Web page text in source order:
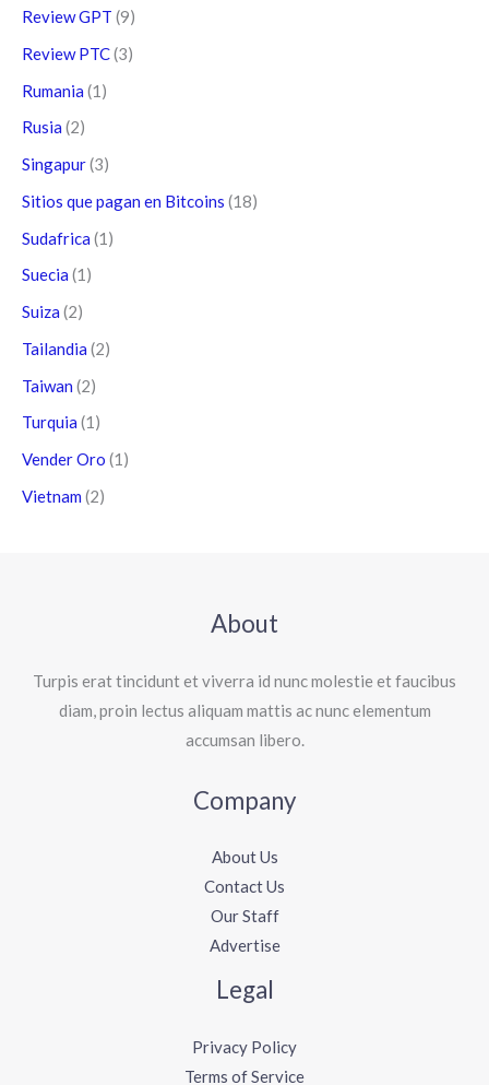
Review GPT (9)
Review PTC(3)
Rumania (1)
Rusia (2)
Singapur(3)
Sitios que pagan en Bitcoins (18)
Sudafrica (1)
Suecia (1)
Suiza (2)
Tailandia (2)
Taiwan (2)
Turquia (1)
Vender Oro (1)
Vietnam (2)
About
Turpis erat tincidunt et viverra id nunc molestie et faucibus
diam, proin lectus aliquam mattis ac nunc elementum
accumsan libero.
Company
About Us
Contact Us
Our Staff
Advertise
Legal
Privacy Policy
Terms of Service